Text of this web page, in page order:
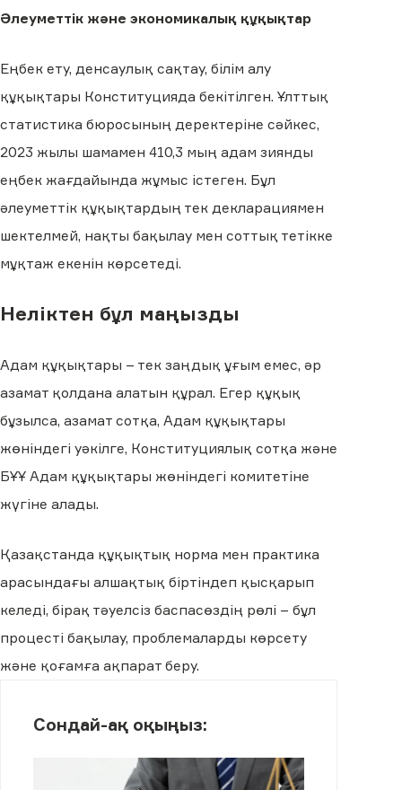
Әлеуметтік және экономикалық құқықтар
Еңбек ету, денсаулық сақтау, білім алу
құқықтары Конституцияда бекітілген. Ұлттық
статистика бюросының деректеріне сәйкес,
2023 жылы шамамен 410,3 мың адам зиянды
еңбек жағдайында жұмыс істеген. Бұл
әлеуметтік құқықтардың тек декларациямен
шектелмей, нақты бақылау мен соттық тетікке
мұқтаж екенін көрсетеді.
Неліктен бұл маңызды
Адам құқықтары – тек заңдық ұғым емес, әр
азамат қолдана алатын құрал. Егер құқық
бұзылса, азамат сотқа, Адам құқықтары
жөніндегі уәкілге, Конституциялық сотқа және
БҰҰ Адам құқықтары жөніндегі комитетіне
жүгіне алады.
Қазақстанда құқықтық норма мен практика
арасындағы алшақтық біртіндеп қысқарып
келеді, бірақ тәуелсіз баспасөздің рөлі – бұл
процесті бақылау, проблемаларды көрсету
және қоғамға ақпарат беру.
Сондай-ақ оқыңыз: